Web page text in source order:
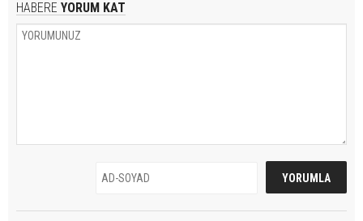
HABERE YORUM KAT